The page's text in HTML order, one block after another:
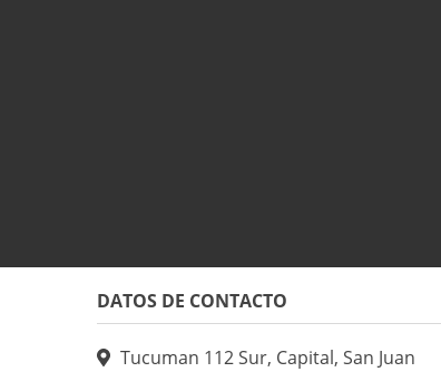
DATOS DE CONTACTO
Tucuman 112 Sur, Capital, San Juan